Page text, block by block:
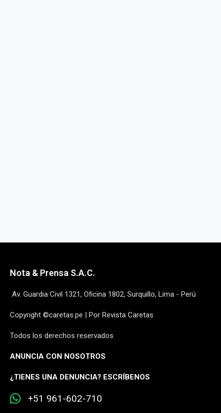
Nota & Prensa S.A.C.
Av. Guardia Civil 1321, Oficina 1802, Surquillo, Lima - Perú
Copyright ©caretas.pe | Por Revista Caretas
Todos los derechos reservados
ANUNCIA CON NOSOTROS
¿TIENES UNA DENUNCIA? ESCRÍBENOS
+51 961-602-710